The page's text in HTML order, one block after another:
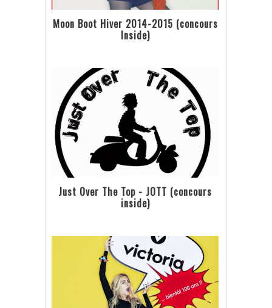
Moon Boot Hiver 2014-2015 (concours
Inside)
Just Over The Top - JOTT (concours
inside)